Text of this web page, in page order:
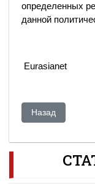
определенных
данной
Eurasianet
Предыдущий:
Назад